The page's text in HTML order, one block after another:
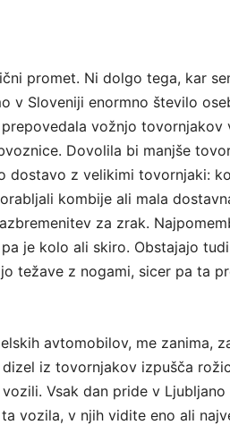
promet. Ni dolgo tega, kar
v Sloveniji enormno število
vožnjo tovornjakov
Dovolila bi manjše
dostavo z velikimi tovornjaki:
kombije ali mala
za zrak.
je kolo ali skiro. Obstajajo
težave z nogami, sicer pa ta
avtomobilov, me zanima,
iz tovornjakov izpušča
Vsak dan pride v
vozila, v njih vidite eno ali